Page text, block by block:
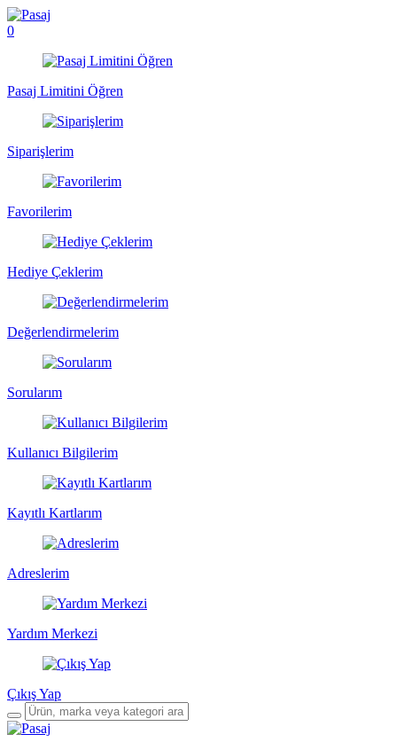
0
Pasaj Limitini Öğren
Siparişlerim
Favorilerim
Hediye Çeklerim
Değerlendirmelerim
Sorularım
Kullanıcı Bilgilerim
Kayıtlı Kartlarım
Adreslerim
Yardım Merkezi
Çıkış Yap